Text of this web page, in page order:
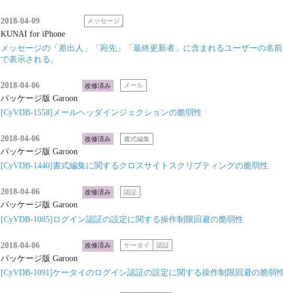
2018-04-09 メッセージ
KUNAI for iPhone
メッセージの「差出人」「宛先」「最終更新者」に含まれるユーザーの名
で表示される。
2018-04-06 改修済み メール
パッケージ版 Garoon
[CyVDB-1558]メールヘッダインジェクションの脆弱性
2018-04-06 改修済み 書式編集
パッケージ版 Garoon
[CyVDB-1440]書式編集に関するクロスサイトスクリプティングの脆弱性
2018-04-06 改修済み 認証
パッケージ版 Garoon
[CyVDB-1085]ログイン認証の設定に関する操作制限回避の脆弱性
2018-04-06 改修済み ケータイ 認証
パッケージ版 Garoon
[CyVDB-1091]ケータイのログイン認証の設定に関する操作制限回避の脆弱